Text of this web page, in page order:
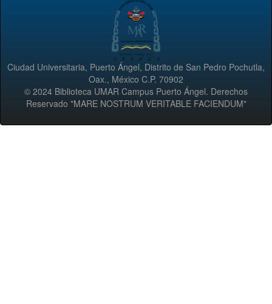
Ciudad Universitaria, Puerto Ángel, Distrito de San Pedro Pochutla,
Oax., México C.P. 70902
© 2024 Biblioteca UMAR Campus Puerto Ángel. Derechos
Reservado "MARE NOSTRUM VERITABLE FACIENDUM"